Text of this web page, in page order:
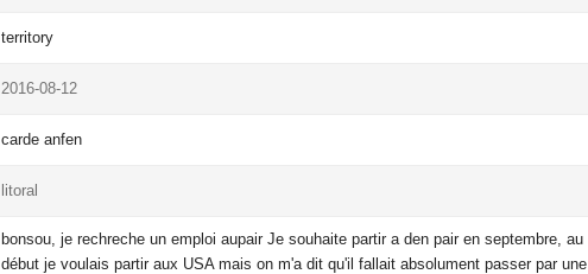
territory
2016-08-12
carde anfen
litoral
bonsou, je rechreche un emploi aupair Je souhaite partir a den pair en septembre, au
début je voulais partir aux USA mais on m'a dit qu'il fallait absolument passer par une